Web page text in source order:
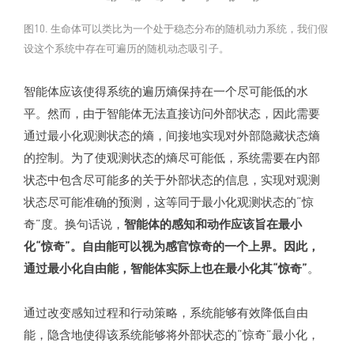
图10. 生命体可以类比为一个处于稳态分布的随机动力系统，我们假
设这个系统中存在可遍历的随机动态吸引子。
智能体应该使得系统的遍历熵保持在一个尽可能低的水
平。然而，由于智能体无法直接访问外部状态，因此需要
通过最小化观测状态的熵，间接地实现对外部隐藏状态熵
的控制。为了使观测状态的熵尽可能低，系统需要在内部
状态中包含尽可能多的关于外部状态的信息，实现对观测
状态尽可能准确的预测，这等同于最小化观测状态的“惊
奇”度。换句话说， 智能体的感知和动作应该旨在最小
化“惊奇”。
自由能可以视为感官惊奇的一个上界。 因此，
通过最小化自由能，智能体实际上也在最小化其“惊奇”。
通过改变感知过程和行动策略，系统能够有效降低自由
能，隐含地使得该系统能够将外部状态的“惊奇”最小化，